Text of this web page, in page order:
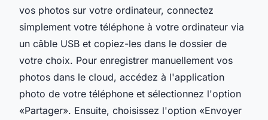
vos photos sur votre ordinateur, connectez
simplement votre téléphone à votre ordinateur via
un câble USB et copiez-les dans le dossier de
votre choix. Pour enregistrer manuellement vos
photos dans le cloud, accédez à l'application
photo de votre téléphone et sélectionnez l'option
«Partager». Ensuite, choisissez l'option «Envoyer